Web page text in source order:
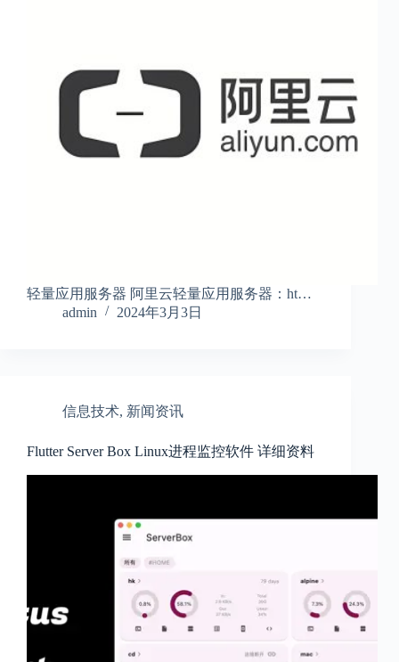
轻量应用服务器 阿里云轻量应用服务器：ht…
admin
2024年3月3日
信息技术, 新闻资讯
Flutter Server Box Linux进程监控软件 详细资料